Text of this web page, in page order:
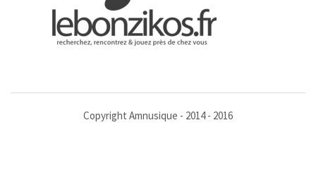
Copyright Amnusique - 2014 - 2016